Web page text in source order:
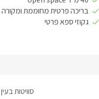
עם סלון ישיבה ומטבח מאובזר
חדר רחצה פרטי מעוצב ואסתטי,
בריכה פרטית מחוממת ומקורה
גקוזי ספא פרטי
סוויטות